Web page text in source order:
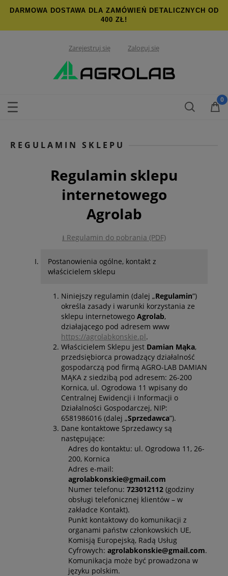
DARMOWA DOSTAWA DLA ZAMÓWIEŃ DETALICZNYCH OD
400 ZŁ!
Zarejestruj się Zaloguj się
REGULAMIN SKLEPU
Regulamin sklepu
internetowego
Agrolab
⭳ Regulamin do pobrania (PDF)
Postanowienia ogólne, kontakt z
właścicielem sklepu
Niniejszy regulamin (dalej „Regulamin”)
określa zasady i warunki korzystania ze
sklepu internetowego Agrolab,
działającego pod adresem www
https://agrolabkonskie.pl.
Właścicielem Sklepu jest Damian Mąka,
przedsiębiorca prowadzący działalność
gospodarczą pod firmą AGRO-LAB DAMIAN
MĄKA z siedzibą pod adresem: 26-200
Kornica, ul. Ogrodowa 11 wpisany do
Centralnej Ewidencji i Informacji o
Działalności Gospodarczej, NIP:
6581986016 (dalej „Sprzedawca”).
Dane kontaktowe Sprzedawcy są
następujące:
Adres do kontaktu: ul. Ogrodowa 11, 26-
200, Kornica
Adres e-mail:
agrolabkonskie@gmail.com
Numer telefonu: 723012112 (godziny
obsługi telefonicznej klientów – w
zakładce Kontakt).
Punkt kontaktowy do komunikacji z
organami państw członkowskich UE,
Komisją Europejską, Radą Usług
Cyfrowych: agrolabkonskie@gmail.com.
Komunikacja może być prowadzona w
języku polskim.